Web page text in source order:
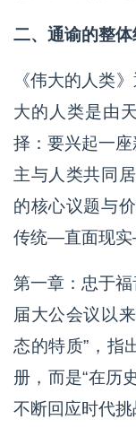
二、通谕的整
《伟大的人类
大的人类是由
择：要兴起一
主与人类共同
的核心议题与
传统—直面现实
第一章：忠于
届大公会议以
态的特质”，指
册，而是“在历
不断回应时代挑